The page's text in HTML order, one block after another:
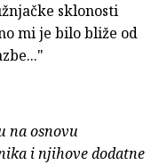
sklonosti
mi je bilo bliže od
na osnovu
i njihove dodatne